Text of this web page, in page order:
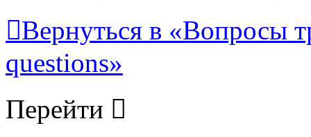
Вернуться в «Вопросы
questions»
Перейти